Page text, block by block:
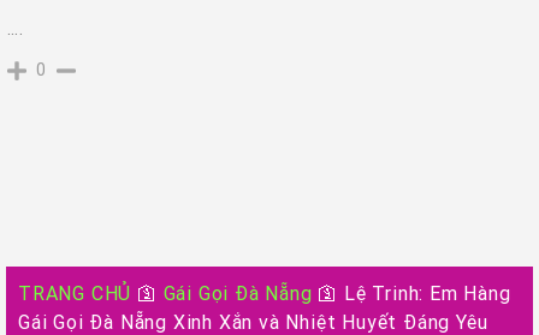
0
TRANG CHỦ 🛐 Gái Gọi Đà Nẵng 🛐 Lệ Trinh: Em Hàng
Gái Gọi Đà Nẵng Xinh Xắn và Nhiệt Huyết Đáng Yêu